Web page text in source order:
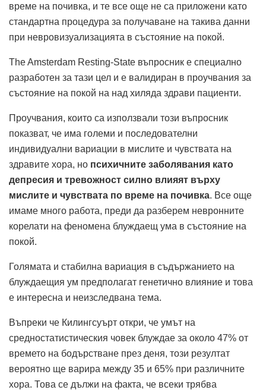
време на почивка, и те все още не са приложени като
стандартна процедура за получаване на такива данни
при невровизуализацията в състояние на покой.
The Amsterdam Resting-State въпросник е специално
разработен за тази цел и е валидиран в проучвания за
състояние на покой на над хиляда здрави пациенти.
Проучвания, които са използвали този въпросник
показват, че има големи и последователни
индивидуални вариации в мислите и чувствата на
здравите хора, но психичните заболявания като
депресия и тревожност силно влияят върху
мислите и чувствата по време на почивка. Все още
имаме много работа, преди да разберем невронните
корелати на феномена блуждаещ ума в състояние на
покой.
Голямата и стабилна вариация в съдържанието на
блуждаещия ум предполагат генетично влияние и това
е интересна и неизследвана тема.
Въпреки че Килингсуърт откри, че умът на
средностатистическия човек блуждае за около 47% от
времето на бодърстване през деня, този резултат
вероятно ще варира между 35 и 65% при различните
хора. Това се дължи на факта, че всеки трябва